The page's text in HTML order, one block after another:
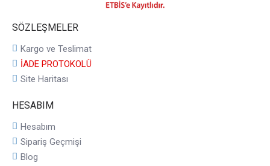
SÖZLEŞMELER
Kargo ve Teslimat
İADE PROTOKOLÜ
Site Haritası
HESABIM
Hesabım
Sipariş Geçmişi
Blog